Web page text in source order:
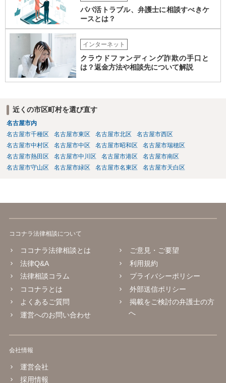
パパ活トラブル、弁護士に相談すべきケ
ースとは？
インターネット
クラウドファンディング詐欺の手口と
は？返金方法や相談先について解説
近くの市区町村を選び直す
名古屋市内
名古屋市千種区
名古屋市東区 名古屋市北区
名古屋市西区
名古屋市中村区
名古屋市中区 名古屋市昭和区
名古屋市瑞穂区
名古屋市熱田区
名古屋市中川区 名古屋市港区
名古屋市南区
名古屋市守山区
名古屋市緑区 名古屋市名東区 名古屋市天白区
ココナラ法律相談について
ココナラ法律相談とは
法律Q&A
法律相談コラム
ココナラとは
よくあるご質問
運営へのお問い合わせ
ご意見・ご要望
利用規約
プライバシーポリシー
外部送信ポリシー
掲載をご検討の弁護士の方
へ
会社情報
運営会社
採用情報